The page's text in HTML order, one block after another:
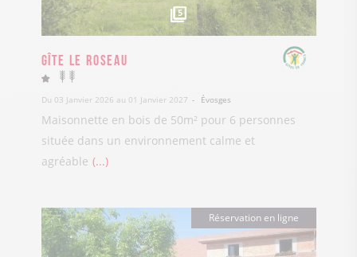
5
Gîte Le Roseau
Du 03 Janvier 2026 au 01 Janvier 2027 Évosges
Maisonnette en bois de 50m² pour 6 personnes
située dans un environnement calme et
agréable ...
Réservation en ligne